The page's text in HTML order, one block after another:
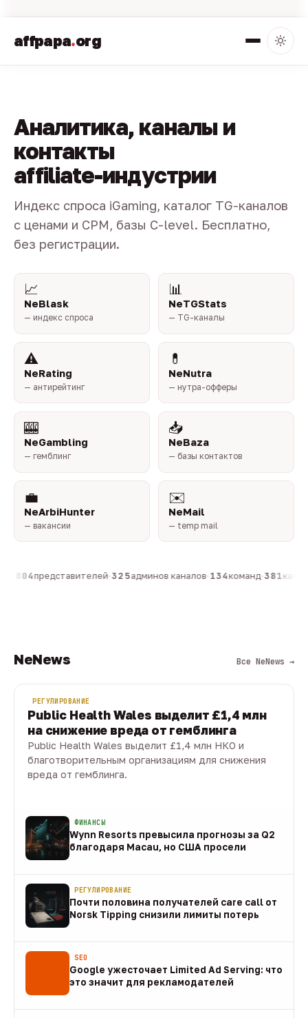
affpapa.org
Аналитика, каналы и
контакты
affiliate-индустрии
Индекс спроса iGaming, каталог TG-каналов
с ценами и CPM, базы C-level. Бесплатно,
без регистрации.
📈
NeBlask
— индекс спроса
📊
NeTGStats
— TG-каналы
⚠️
NeRating
— антирейтинг
💊
NeNutra
— нутра-офферы
🎰
NeGambling
— гемблинг
📥
NeBaza
— базы контактов
💼
NeArbiHunter
— вакансии
✉️
NeMail
— temp mail
804представителей·325админов каналов·134команд·381
NeNews Все NeNews →
РЕГУЛИРОВАНИЕ
Public Health Wales выделит £1,4 млн
на снижение вреда от гемблинга
Public Health Wales выделит £1,4 млн НКО и
благотворительным организациям для снижения
вреда от гемблинга.
ФИНАНСЫ
Wynn Resorts превысила прогнозы за Q2
благодаря Macau, но США просели
РЕГУЛИРОВАНИЕ
Почти половина получателей care call от
Norsk Tipping снизили лимиты потерь
SEO
Google ужесточает Limited Ad Serving: что
это значит для рекламодателей